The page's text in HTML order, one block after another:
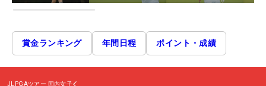
賞金ランキング 年間日程 ポイント・成績
JLPGAツアー 国内女子